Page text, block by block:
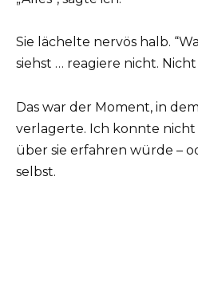
Sie lächelte nervös halb.
siehst … reagiere nicht.
Das war der Moment, in
verlagerte. Ich konnte nicht
über sie erfahren würde –
selbst.